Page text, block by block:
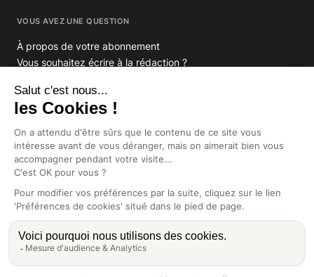
VOUS AVEZ UNE QUESTION
À propos de votre abonnement
Vous souhaitez écrire à la rédaction ?
GROUPE INDIGO PUBLICATIONS
En savoir plus sur Indigo Publications
La Lettre
Glitz.paris
Africa Intelligence
Intelligence Online